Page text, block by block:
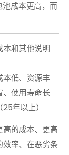
池成本更高，而
本和其他说明
本低、资源丰
、使用寿命长
（25年以上）
高的成本、更高
效率、在恶劣条